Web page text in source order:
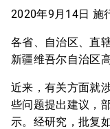
2020年9月14日 施
各省、自治区、直
新疆维吾尔自治区
近来，有关方面就
些问题提出建议，
示。经研究，批复如